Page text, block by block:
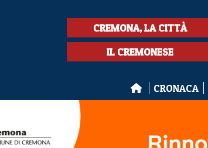
CREMONA, LA CITTÀ
IL CREMONESE
CRONACA